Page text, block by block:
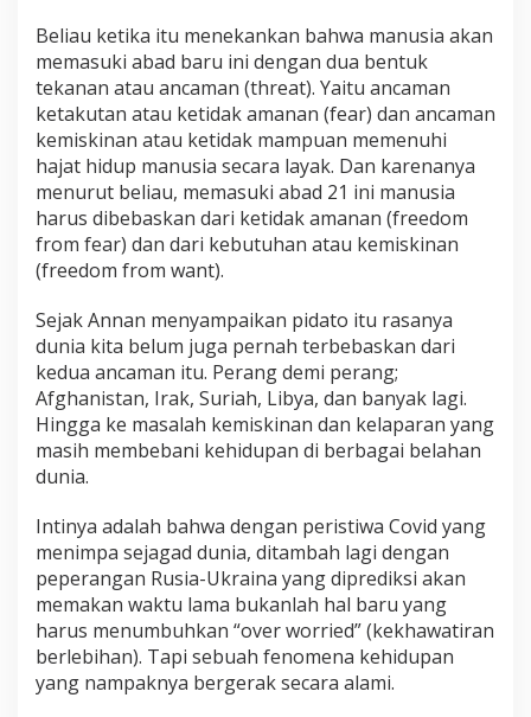
Beliau ketika itu menekankan bahwa manusia akan
memasuki abad baru ini dengan dua bentuk
tekanan atau ancaman (threat). Yaitu ancaman
ketakutan atau ketidak amanan (fear) dan ancaman
kemiskinan atau ketidak mampuan memenuhi
hajat hidup manusia secara layak. Dan karenanya
menurut beliau, memasuki abad 21 ini manusia
harus dibebaskan dari ketidak amanan (freedom
from fear) dan dari kebutuhan atau kemiskinan
(freedom from want).
Sejak Annan menyampaikan pidato itu rasanya
dunia kita belum juga pernah terbebaskan dari
kedua ancaman itu. Perang demi perang;
Afghanistan, Irak, Suriah, Libya, dan banyak lagi.
Hingga ke masalah kemiskinan dan kelaparan yang
masih membebani kehidupan di berbagai belahan
dunia.
Intinya adalah bahwa dengan peristiwa Covid yang
menimpa sejagad dunia, ditambah lagi dengan
peperangan Rusia-Ukraina yang diprediksi akan
memakan waktu lama bukanlah hal baru yang
harus menumbuhkan “over worried” (kekhawatiran
berlebihan). Tapi sebuah fenomena kehidupan
yang nampaknya bergerak secara alami.